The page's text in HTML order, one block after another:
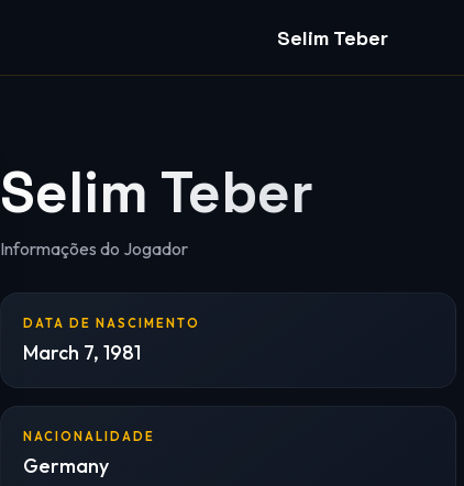
Selim Teber
Selim Teber
Informações do Jogador
DATA DE NASCIMENTO
March 7, 1981
NACIONALIDADE
Germany